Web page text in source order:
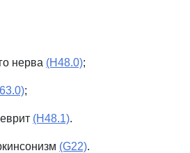
нерва (H48.0);
;
(H48.1).
(G22).